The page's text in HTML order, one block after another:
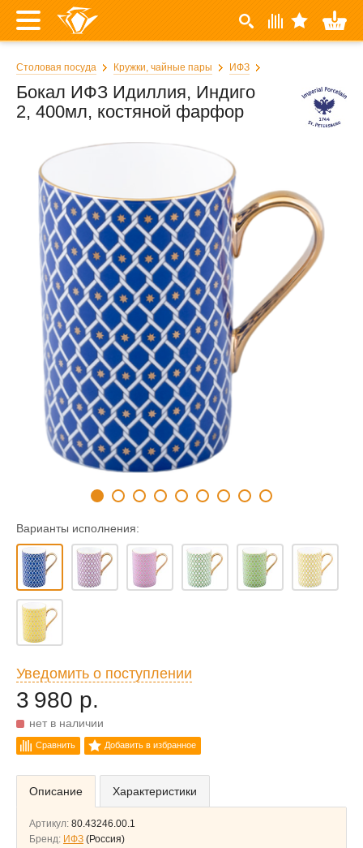
Столовая посуда Кружки, чайные пары ИФЗ
Бокал ИФЗ Идиллия, Индиго
2, 400мл, костяной фарфор
Варианты исполнения:
Уведомить о поступлении
3 980 р.
нет в наличии
Сравнить Добавить в избранное
Описание Характеристики
Артикул: 80.43246.00.1
Бренд: ИФЗ (Россия)